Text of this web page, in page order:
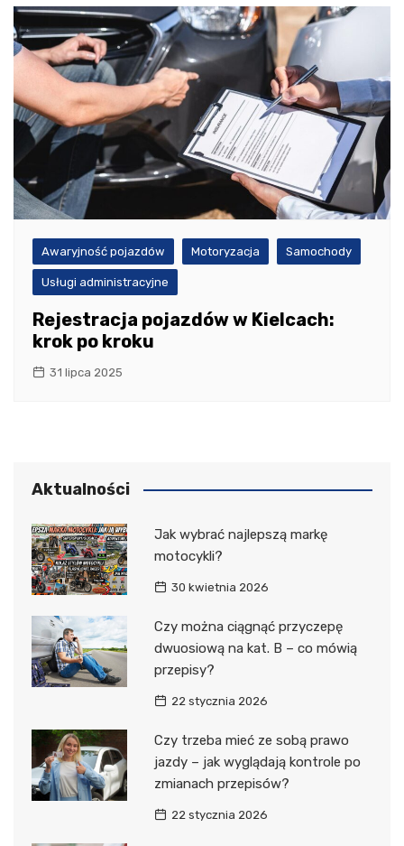
Awaryjność pojazdów Motoryzacja Samochody
Usługi administracyjne
Rejestracja pojazdów w Kielcach:
krok po kroku
31 lipca 2025
Aktualności
Jak wybrać najlepszą markę
motocykli?
30 kwietnia 2026
Czy można ciągnąć przyczepę
dwuosiową na kat. B – co mówią
przepisy?
22 stycznia 2026
Czy trzeba mieć ze sobą prawo
jazdy – jak wyglądają kontrole po
zmianach przepisów?
22 stycznia 2026